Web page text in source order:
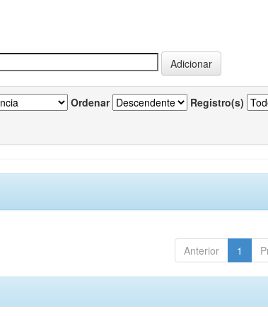
Ordenar Registro(s)
Anterior 1